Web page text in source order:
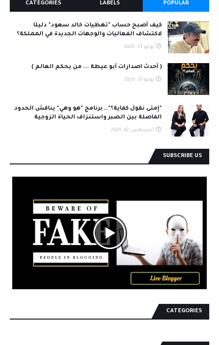
POPULAR
LABELS
CATEGORIES
كيف أصبح حساب "تغطيات خالد سعود" دليلًا
لاكتشاف الفعاليات والوجهات الجديدة في المملكة؟
يوليو 31, 2026
( أحدث اصدارات أبو عيطة ... من يحكم العالم )
يوليو 31, 2026
"إمتى نقول كفاية؟".. برنامج "هو وهي" يناقش الحدود
الفاصلة بين الصبر واستنزاف الحياة الزوجية
أغسطس 02, 2026
SUBSCRIBE US
CATEGORIES